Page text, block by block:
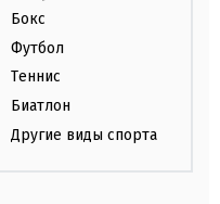
Бокс
Футбол
Теннис
Биатлон
Другие виды спорта